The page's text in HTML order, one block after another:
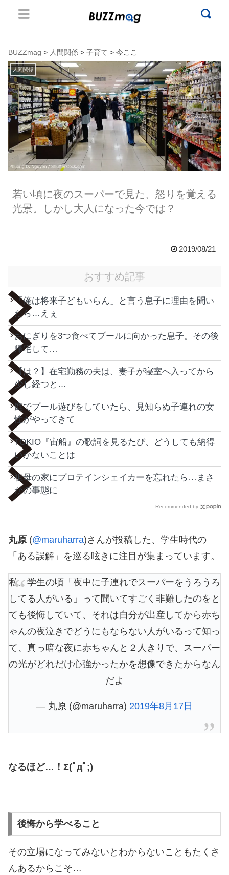
BUZZmag > 人間関係 > 子育て > 今ここ
人間関係
若い頃に夜のスーパーで見た、怒りを覚える
光景。しかし大人になった今では？
2019/08/21
おすすめ記事
「俺は将来子どもいらん」と言う息子に理由を聞い
たら…えぇ
おにぎりを3つ食べてプールに向かった息子。その後
帰宅して…
【は？】在宅勤務の夫は、妻子が寝室へ入ってから
少し経つと…
庭でプール遊びをしていたら、見知らぬ子連れの女
性がやってきて
TOKIO『宙船』の歌詞を見るたび、どうしても納得
いかないことは
祖母の家にプロテインシェイカーを忘れたら…まさ
かの事態に
Recommended by
丸原 (@maruharra)さんが投稿した、学生時代の
「ある誤解」を巡る呟きに注目が集まっています。
私、学生の頃「夜中に子連れでスーパーをうろうろ
してる人がいる」って聞いてすごく非難したのをと
ても後悔していて、それは自分が出産してから赤ち
ゃんの夜泣きでどうにもならない人がいるって知っ
て、真っ暗な夜に赤ちゃんと２人きりで、スーパー
の光がどれだけ心強かったかを想像できたからなん
だよ
— 丸原 (@maruharra) 2019年8月17日
なるほど…！Σ(ﾟдﾟ;)
後悔から学べること
その立場になってみないとわからないこともたくさ
んあるからこそ…